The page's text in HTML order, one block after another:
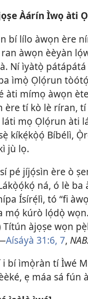
Àárín Ìwọ àti
bí lílo àwọn ère
àwọn èèyàn
Ní ìyàtọ̀
ìmọ̀ Ọlọ́run
àti mímọ àwọn
ère tí kò lè ríran,
mọ Ọlọ́run àti
kíkẹ́kọ̀ọ́ Bíbélì,
jù lọ.
pé jíjọ́sìn ère ò
ná, ó lè
Ísírẹ́lì, tó “fi
mọ́ kúrò lọ́dọ̀
Títún àjọṣe wọn
Aísáyà 31:6, 7, NAB.
i bí ìmọ̀ràn tí Ìwé
ẹ máa sá fún